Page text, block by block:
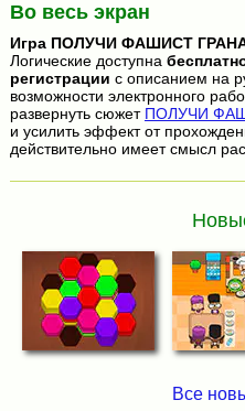
Во весь экран
Игра ПОЛУЧИ ФАШИСТ
Логические доступна
регистрации с описанием на
возможности электронного
развернуть сюжет ПОЛУЧИ
и усилить эффект от
действительно имеет смысл
Все